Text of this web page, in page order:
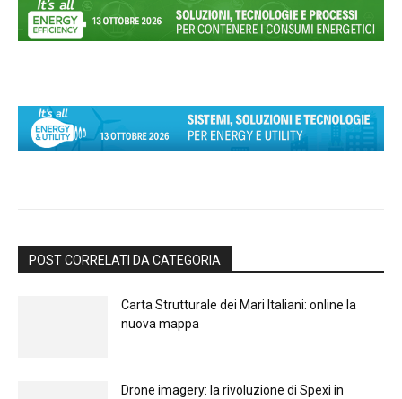
POST CORRELATI DA CATEGORIA
Carta Strutturale dei Mari Italiani: online la
nuova mappa
Drone imagery: la rivoluzione di Spexi in